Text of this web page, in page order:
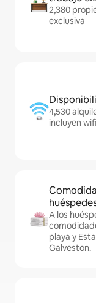
2,380
exclusiva
4,530
incluyen wifi
A los
playa y
Galveston.